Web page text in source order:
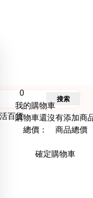
0
我的購物車
購物車還沒有添加商
總價： 商品總價
確定購物車
搜索